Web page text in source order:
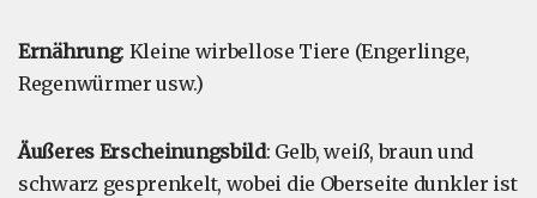
Ernährung: Kleine wirbellose Tiere (Engerlinge,
Regenwürmer usw.)
Äußeres Erscheinungsbild: Gelb, weiß, braun und
schwarz gesprenkelt, wobei die Oberseite dunkler ist